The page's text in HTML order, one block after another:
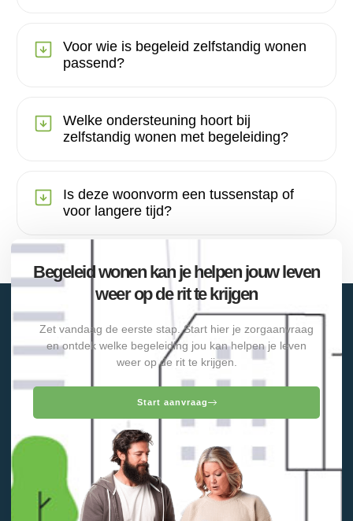
Voor wie is begeleid zelfstandig wonen
passend?
Welke ondersteuning hoort bij
zelfstandig wonen met begeleiding?
Is deze woonvorm een tussenstap of
voor langere tijd?
Begeleid wonen kan je helpen jouw leven
weer op de rit te krijgen
Zet vandaag de eerste stap. Start hier je zorgaanvraag
en ontdek welke begeleiding jou kan helpen je leven
weer op de rit te krijgen.
Start aanvraag